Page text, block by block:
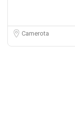
Camerota